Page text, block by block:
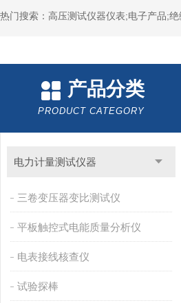
热门搜索：高压测试仪器仪表;电子产品;
产品分类
PRODUCT CATEGORY
电力计量测试仪器
三卷变压器变比测试仪
平板触控式电能质量分析仪
电表接线核查仪
试验探棒